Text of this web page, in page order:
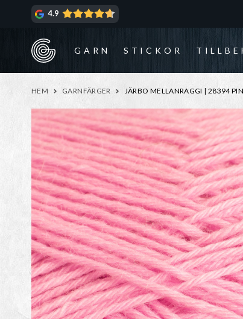
4.9
GARN STICKOR
HEM GARNFÄRGER JÄRBO MELLANRAGGI | 28394